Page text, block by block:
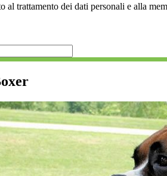
al trattamento dei dati personali e alla